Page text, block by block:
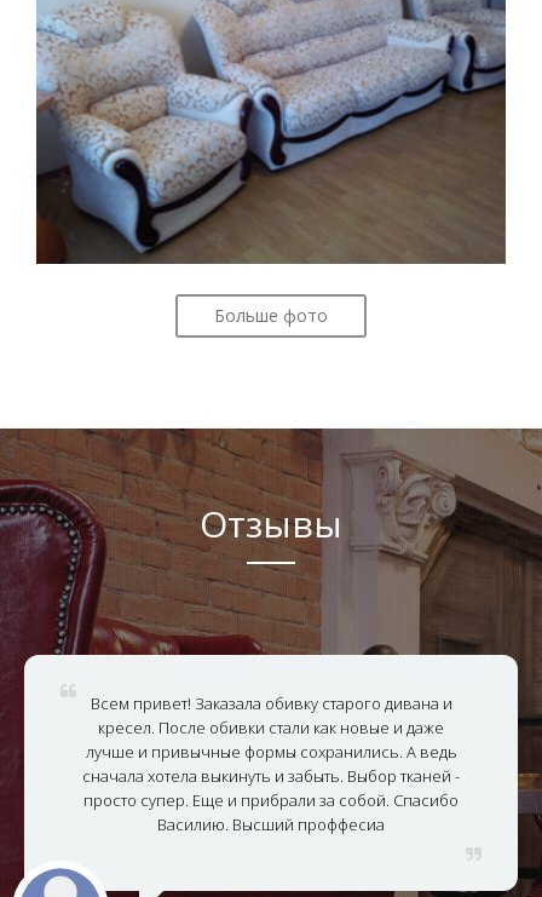
Больше фото
Отзывы
Всем привет! Заказала обивку старого дивана и
кресел. После обивки стали как новые и даже
лучше и привычные формы сохранились. А ведь
сначала хотела выкинуть и забыть. Выбор тканей -
просто супер. Еще и прибрали за собой. Спасибо
Василию. Высший проффесиа